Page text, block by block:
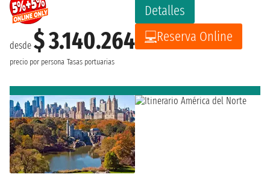
desde $ 3.140.264
precio por persona Tasas portuarias
Detalles
Reserva Online